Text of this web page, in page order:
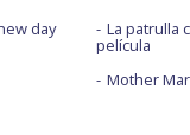
day
La patrulla
película
Mother